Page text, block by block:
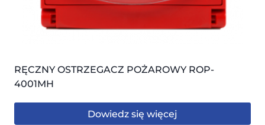
RĘCZNY OSTRZEGACZ POŻAROWY ROP-
4001MH
Dowiedz się więcej